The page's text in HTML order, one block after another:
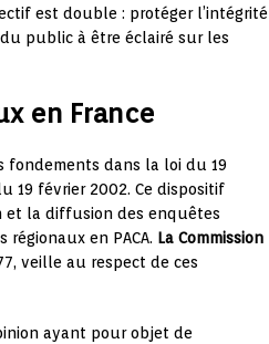
est double : protéger l’intégrité
public à être éclairé sur les
en France
fondements dans la loi du 19
19 février 2002. Ce dispositif
et la diffusion des enquêtes
en PACA. La Commission
veille au respect de ces
ayant pour objet de